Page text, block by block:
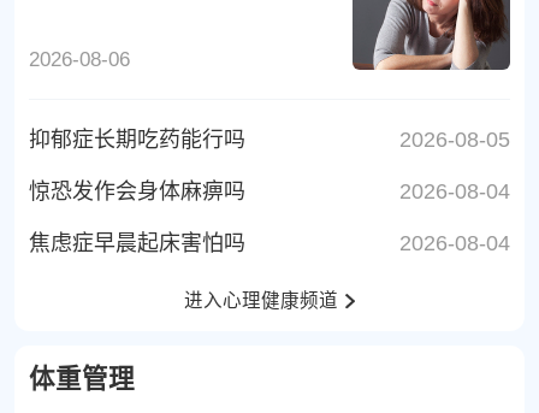
2026-08-06
2026-08-05
抑郁症长期吃药能行吗
2026-08-04
惊恐发作会身体麻痹吗
2026-08-04
焦虑症早晨起床害怕吗
进入心理健康频道
体重管理